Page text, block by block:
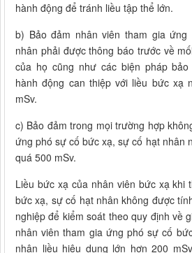
hành động để tránh liều tập thể lớn.
b) Bảo đảm nhân viên tham gia
nhân phải được thông báo trước về
của họ cũng như các biện pháp
hành động can thiệp với liều bức xạ
mSv.
c) Bảo đảm trong mọi trường hợp
ứng phó sự cố bức xạ, sự cố hạt nhân
quá 500 mSv.
Liều bức xạ của nhân viên bức xạ khi
bức xạ, sự cố hạt nhân không được
nghiệp để kiểm soát theo quy định về
nhân viên tham gia ứng phó sự cố
nhận liều hiệu dụng lớn hơn 200